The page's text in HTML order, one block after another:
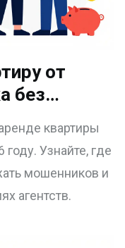
от
без
квартиры
Узнайте, где
мошенников и
агентств.